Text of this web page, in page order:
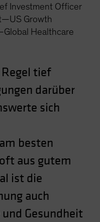
Investment Officer
Growth
Healthcare
tief
darüber
sich
besten
aus gutem
ist die
auch
Gesundheit